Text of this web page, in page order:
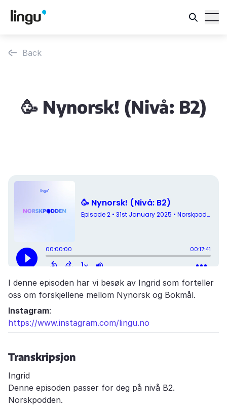
Back
🥳 Nynorsk! (Nivå: B2)
I denne episoden har vi besøk av Ingrid som forteller
oss om forskjellene mellom Nynorsk og Bokmål.
Instagram:
https://www.instagram.com/lingu.no
Transkripsjon
Ingrid
Denne episoden passer for deg på nivå B2.
Norskpodden.